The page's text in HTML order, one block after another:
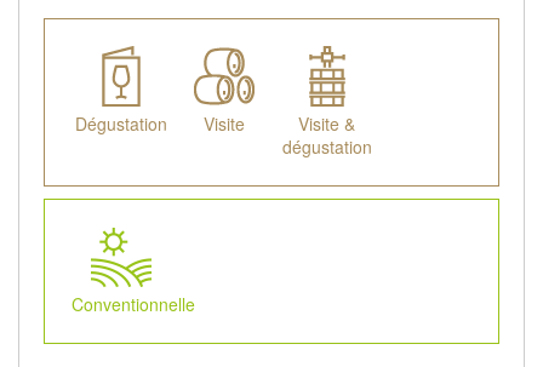
Dégustation Visite
Visite &
dégustation
Conventionnelle